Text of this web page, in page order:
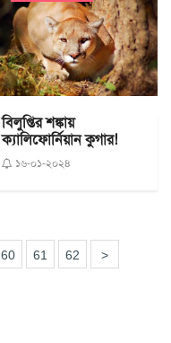
বিলুপ্তির শঙ্কায়
ক্যালিফোর্নিয়ান কুগার!
১৬-০১-২০২৪
60 61 62 >